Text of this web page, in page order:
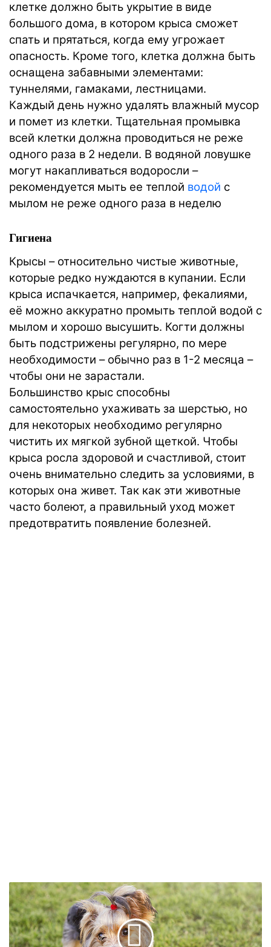
клетке должно быть укрытие в виде
большого дома, в котором крыса сможет
спать и прятаться, когда ему угрожает
опасность. Кроме того, клетка должна быть
оснащена забавными элементами:
туннелями, гамаками, лестницами.
Каждый день нужно удалять влажный мусор
и помет из клетки. Тщательная промывка
всей клетки должна проводиться не реже
одного раза в 2 недели. В водяной ловушке
могут накапливаться водоросли –
рекомендуется мыть ее теплой водой с
мылом не реже одного раза в неделю
Гигиена
Крысы – относительно чистые животные,
которые редко нуждаются в купании. Если
крыса испачкается, например, фекалиями,
её можно аккуратно промыть теплой водой с
мылом и хорошо высушить. Когти должны
быть подстрижены регулярно, по мере
необходимости – обычно раз в 1-2 месяца –
чтобы они не зарастали.
Большинство крыс способны
самостоятельно ухаживать за шерстью, но
для некоторых необходимо регулярно
чистить их мягкой зубной щеткой. Чтобы
крыса росла здоровой и счастливой, стоит
очень внимательно следить за условиями, в
которых она живет. Так как эти животные
часто болеют, а правильный уход может
предотвратить появление болезней.